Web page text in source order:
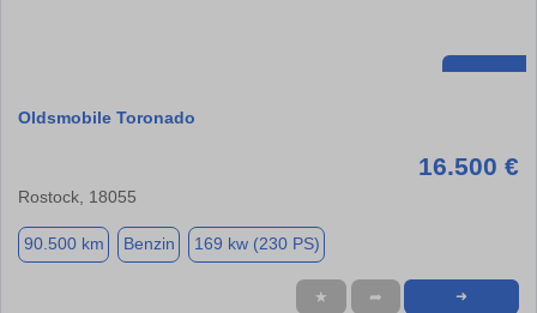
Oldsmobile Toronado
16.500 €
Rostock, 18055
90.500 km Benzin 169 kw (230 PS)
★ ➦ ➜